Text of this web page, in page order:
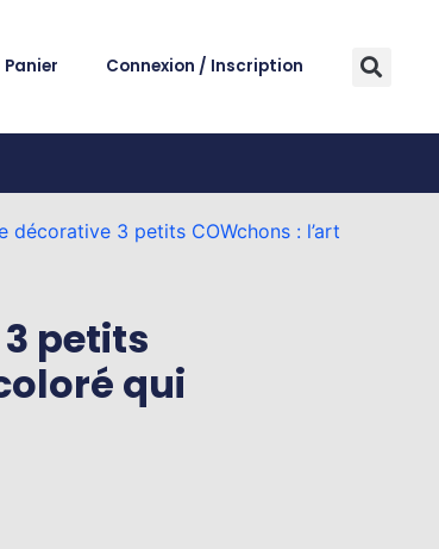
Panier Connexion / Inscription
décorative 3 petits COWchons : l’art
petits
qui